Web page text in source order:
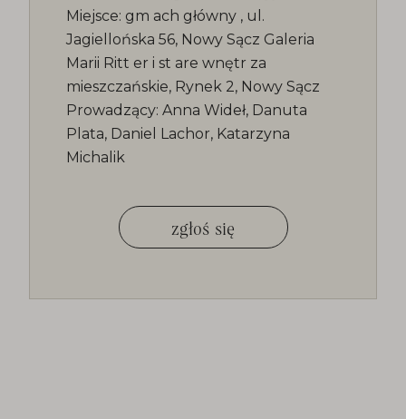
Miejsce: gm ach główny , ul.
Jagiellońska 56, Nowy Sącz Galeria
Marii Ritt er i st are wnętr za
mieszczańskie, Rynek 2, Nowy Sącz
Prowadzący: Anna Wideł, Danuta
Plata, Daniel Lachor, Katarzyna
Michalik
zgłoś się